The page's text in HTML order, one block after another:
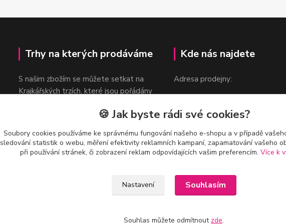
Trhy na kterých prodáváme
S našim zbožím se můžete setkat na
Krajkářských trzích, které jsou pořádány
Kde nás najdete
Adresa prodejny:
v blízkosti stanice Metra B -
Českomoravská
🍪 Jak byste rádi své cookies?
Soubory cookies používáme ke správnému fungování našeho e-shopu a v případě
sledování statistik o webu, měření efektivity reklamních kampaní, zapamatování vašeho
při používání stránek, či zobrazení reklam odpovídajících vašim preferencím. Více k
Nastavení Souhlasím
Souhlas můžete odmítnout zde.